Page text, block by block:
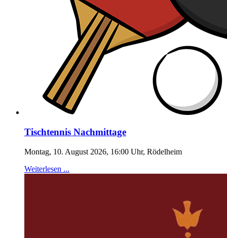
Tischtennis Nachmittage
Montag, 10. August 2026, 16:00 Uhr, Rödelheim
Weiterlesen ...